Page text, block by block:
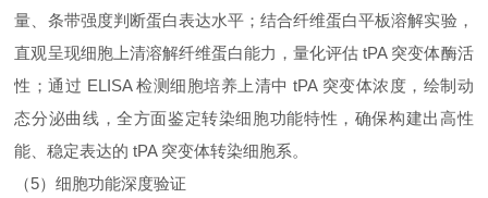
量、条带强度判断蛋白表达水平；结合纤维蛋白平板溶解实验，
直观呈现细胞上清溶解纤维蛋白能力，量化评估 tPA 突变体酶活
性；通过 ELISA 检测细胞培养上清中 tPA 突变体浓度，绘制动
态分泌曲线，全方面鉴定转染细胞功能特性，确保构建出高性
能、稳定表达的 tPA 突变体转染细胞系。
（5）细胞功能深度验证